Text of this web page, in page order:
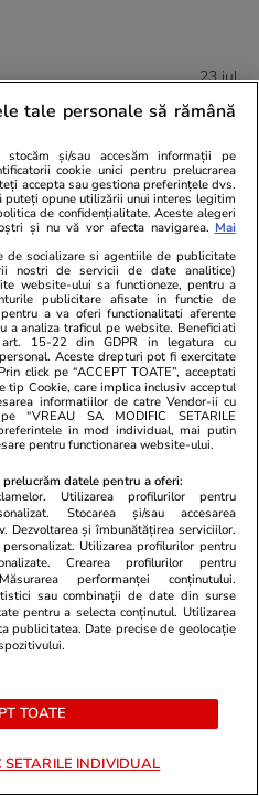
23 iul.
anului
23 iul.
să fie
„Vom
tale personale să rămână
stocăm și/sau accesăm informații pe
cookie unici pentru prelucrarea
accepta sau gestiona preferințele dvs.
puteți opune utilizării unui interes legitim
de confidențialitate. Aceste alegeri
și nu vă vor afecta navigarea. Mai
de socializare si agentiile de publicitate
nostri de servicii de date analitice)
website-ului sa functioneze, pentru a
publicitare afisate in functie de
a va oferi functionalitati aferente
a analiza traficul pe website. Beneficiati
15-22 din GDPR in legatura cu
Aceste drepturi pot fi exercitate
click pe “ACCEPT TOATE”, acceptati
tip Cookie, care implica inclusiv acceptul
informatiilor de catre Vendor-ii cu
“VREAU SA MODIFIC SETARILE
in mod individual, mai putin
pentru functionarea website-ului.
datele pentru a oferi:
Utilizarea profilurilor pentru
Stocarea și/sau accesarea
Dezvoltarea și îmbunătățirea serviciilor.
Utilizarea profilurilor pentru
Crearea profilurilor pentru
performanței conținutului.
sau combinații de date din surse
pentru a selecta conținutul. Utilizarea
publicitatea. Date precise de geolocație
TOATE
INDIVIDUAL